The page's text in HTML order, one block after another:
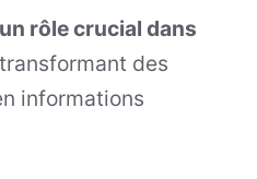
rôle crucial dans
des
informations